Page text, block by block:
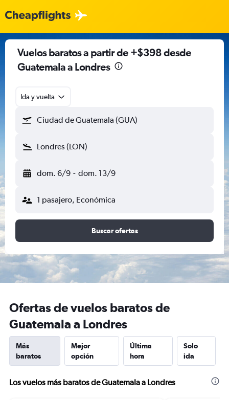
Vuelos baratos a partir de +$398 desde
Guatemala a Londres
Ida y vuelta
Ciudad de Guatemala (GUA)
Londres (LON)
dom. 6/9 - dom. 13/9
1 pasajero, Económica
Buscar ofertas
Ofertas de vuelos baratos de
Guatemala a Londres
Más
baratos
Mejor
opción
Última
hora
Solo
ida
Los vuelos más baratos de Guatemala a Londres